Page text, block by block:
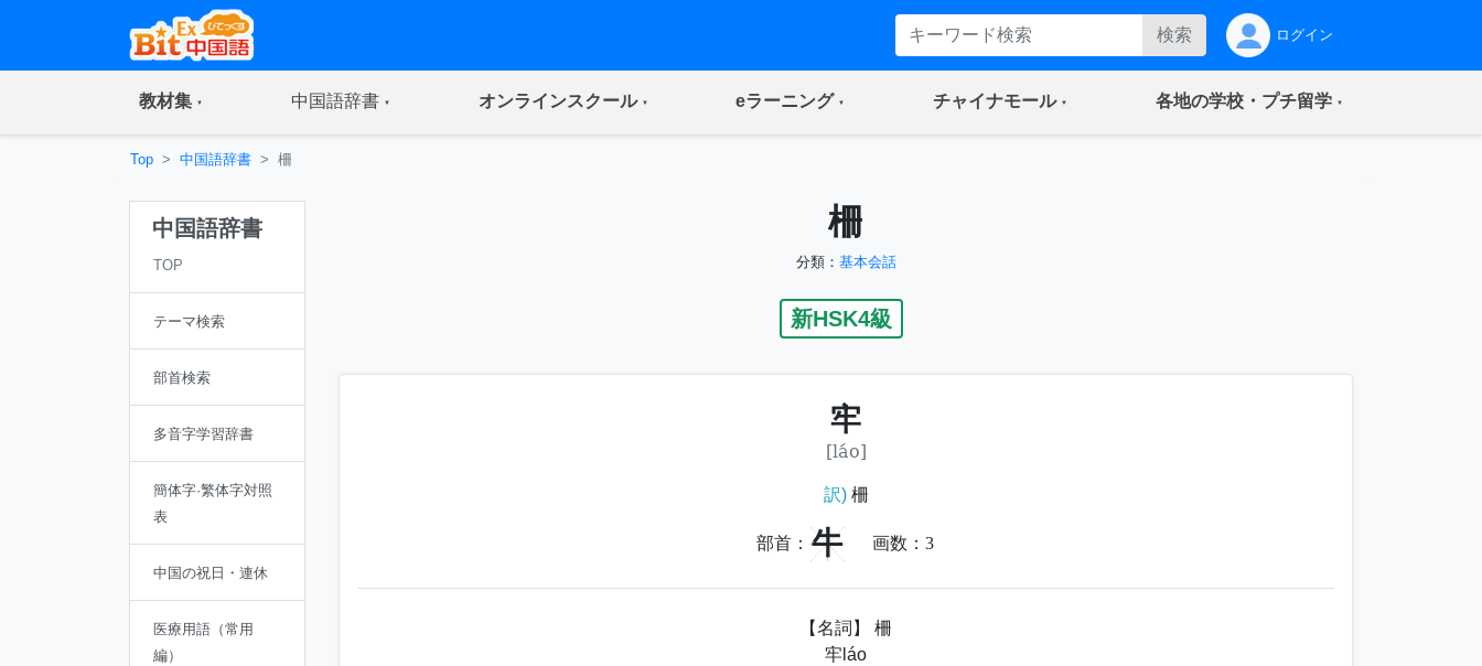
検索 ログイン
教材集(current) 中国語辞書(current) オンラインスクール(current) eラーニング(current) チャイナモール(current) 各地の学校・プチ留学(current)
Top 中国語辞書 柵
中国語辞書
TOP
テーマ検索
部首検索
多音字学習辞書
簡体字·繁体字対照
表
中国の祝日・連休
医療用語（常用
編）
柵
分類： 基本会話
新HSK4級
牢
[láo]
訳)柵
部首： 牛 画数： 3
【名詞】 柵
牢láo